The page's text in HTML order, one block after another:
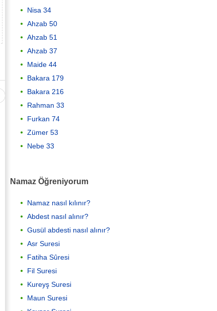
Nisa 34
Ahzab 50
Ahzab 51
Ahzab 37
Maide 44
Bakara 179
Bakara 216
Rahman 33
Furkan 74
Zümer 53
Nebe 33
Namaz Öğreniyorum
Namaz nasıl kılınır?
Abdest nasıl alınır?
Gusül abdesti nasıl alınır?
Asr Suresi
Fatiha Sûresi
Fil Suresi
Kureyş Suresi
Maun Suresi